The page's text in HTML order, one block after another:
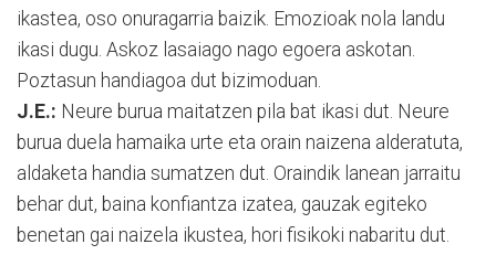
ikastea, oso onuragarria baizik. Emozioak nola landu
ikasi dugu. Askoz lasaiago nago egoera askotan.
Poztasun handiagoa dut bizimoduan.
J.E.: Neure burua maitatzen pila bat ikasi dut. Neure
burua duela hamaika urte eta orain naizena alderatuta,
aldaketa handia sumatzen dut. Oraindik lanean jarraitu
behar dut, baina konfiantza izatea, gauzak egiteko
benetan gai naizela ikustea, hori fisikoki nabaritu dut.